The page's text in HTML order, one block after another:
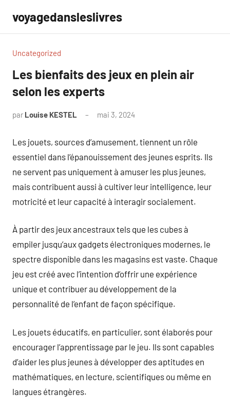
contenu
voyagedansleslivres
Uncategorized
Les bienfaits des jeux en plein air
selon les experts
par Louise KESTEL mai 3, 2024
Les jouets, sources d’amusement, tiennent un rôle
essentiel dans l’épanouissement des jeunes esprits. Ils
ne servent pas uniquement à amuser les plus jeunes,
mais contribuent aussi à cultiver leur intelligence, leur
motricité et leur capacité à interagir socialement.
À partir des jeux ancestraux tels que les cubes à
empiler jusqu’aux gadgets électroniques modernes, le
spectre disponible dans les magasins est vaste. Chaque
jeu est créé avec l’intention d’offrir une expérience
unique et contribuer au développement de la
personnalité de l’enfant de façon spécifique.
Les jouets éducatifs, en particulier, sont élaborés pour
encourager l’apprentissage par le jeu. Ils sont capables
d’aider les plus jeunes à développer des aptitudes en
mathématiques, en lecture, scientifiques ou même en
langues étrangères.